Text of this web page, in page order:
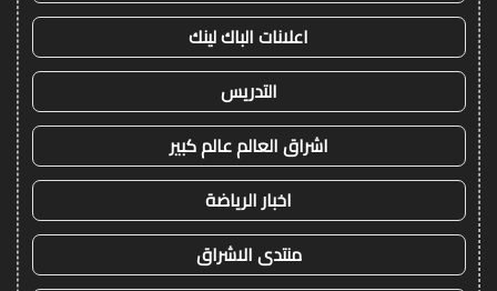
اعلانات الباك لينك
التدريس
اشراق العالم عالم كبير
اخبار الرياضة
منتدى الاشراق